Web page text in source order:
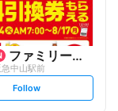
ファミリーマート
急中山駅前
s
t
Follow